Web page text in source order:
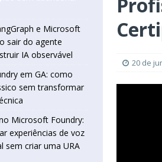
Orchestration
que jogar tudo para um LLM
[ 25 de abril de 2026 ]
Vibe Coding
20 de
e Microsoft
sair do agente
IA observável
em GA: como
sem transformar
Microsoft Foundry:
experiências de voz
sem criar uma URA